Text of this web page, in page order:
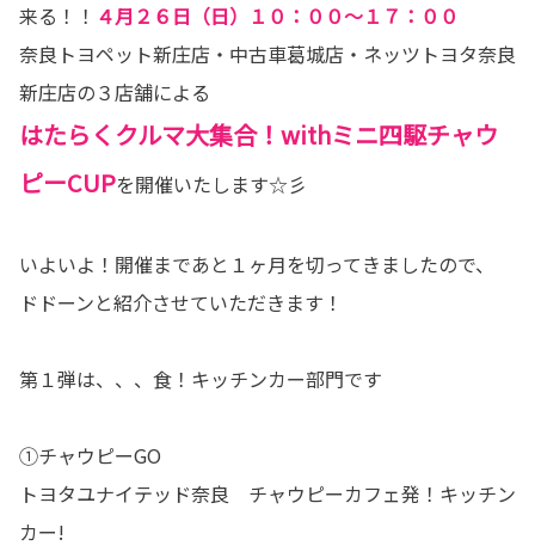
来る！！ ４月２６日（日）１０：００～１７：００
奈良トヨペット新庄店・中古車葛城店・ネッツトヨタ奈良
新庄店の３店舗による
はたらくクルマ大集合！withミニ四駆チャウ
ピーCUPを開催いたします☆彡
いよいよ！開催まであと１ヶ月を切ってきましたので、
ドドーンと紹介させていただきます！
第１弾は、、、食！キッチンカー部門です
①チャウピーGO
トヨタユナイテッド奈良 チャウピーカフェ発！キッチン
カー!